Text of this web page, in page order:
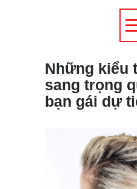
Những kiểu
sang trọng
bạn gái dự